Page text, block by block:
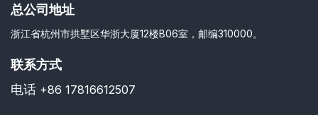
总公司地址
浙江省杭州市拱墅区华浙大厦12楼B06室，邮编310000。
联系方式
电话 +86 17816612507